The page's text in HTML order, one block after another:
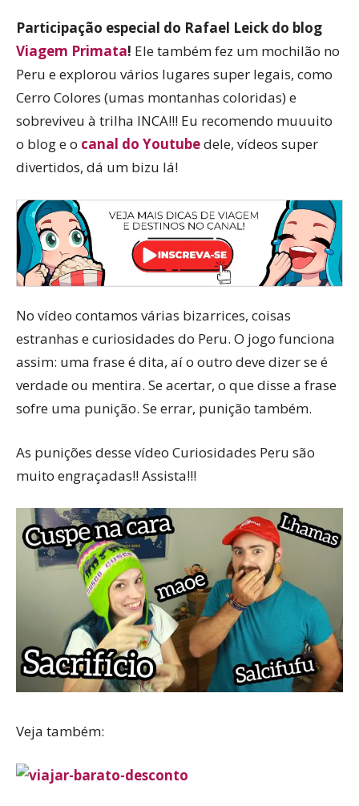
Participação especial do Rafael Leick do blog
Viagem Primata! Ele também fez um mochilão no
Peru e explorou vários lugares super legais, como
Cerro Colores (umas montanhas coloridas) e
sobreviveu à trilha INCA!!! Eu recomendo muuuito
o blog e o canal do Youtubedele, vídeos super
divertidos, dá um bizu lá!
No vídeo contamos várias bizarrices, coisas
estranhas e curiosidades do Peru. O jogo funciona
assim: uma frase é dita, aí o outro deve dizer se é
verdade ou mentira. Se acertar, o que disse a frase
sofre uma punição. Se errar, punição também.
As punições desse vídeo Curiosidades Peru são
muito engraçadas!! Assista!!!
Veja também: